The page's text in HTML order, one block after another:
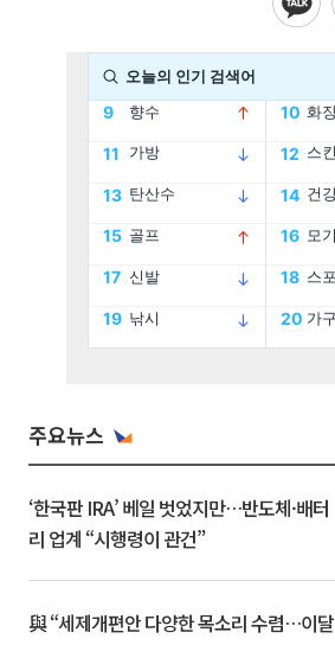
주요뉴스
‘한국판 IRA’ 베일 벗었지만…반도체·배터
리 업계 “시행령이 관건”
與 “세제개편안 다양한 목소리 수렴…이달